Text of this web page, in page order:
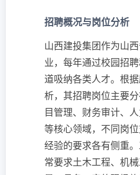
招聘概况与岗位分析
山西建投集团作为山
业，每年通过校园招
道吸纳各类人才。根
析，其招聘岗位主要
目管理、财务审计、
等核心领域，不同岗
经验的要求各有侧重
常要求土木工程、机